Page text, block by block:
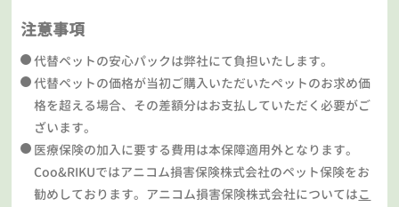
注意事項
代替ペットの安心パックは弊社にて負担いたします。
代替ペットの価格が当初ご購入いただいたペットのお求め価
格を超える場合、その差額分はお支払していただく必要がご
ざいます。
医療保険の加入に要する費用は本保障適用外となります。
Coo&RIKUではアニコム損害保険株式会社のペット保険をお
勧めしております。アニコム損害保険株式会社についてはこ